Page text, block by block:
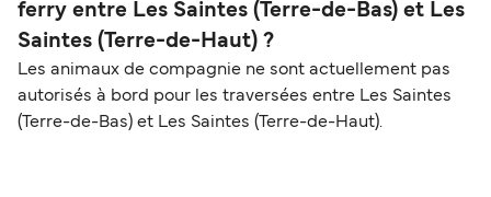
ferry entre Les Saintes (Terre-de-Bas) et Les
Saintes (Terre-de-Haut) ?
Les animaux de compagnie ne sont actuellement pas
autorisés à bord pour les traversées entre Les Saintes
(Terre-de-Bas) et Les Saintes (Terre-de-Haut).